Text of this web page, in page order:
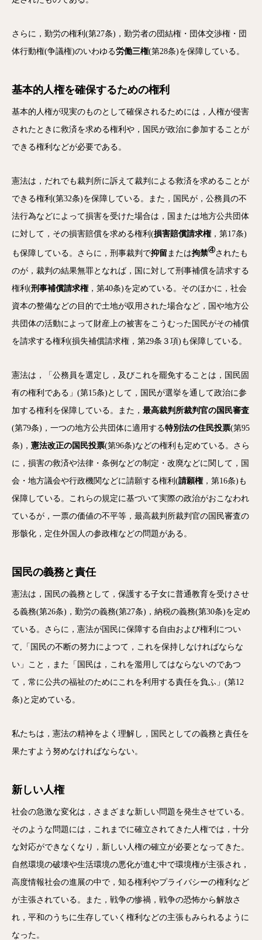
さらに，勤労の権利(第27条)，勤労者の団結権・団体交渉権・団
体行動権(争議権)のいわゆる労働三権(第28条)を保障している。
基本的人権を確保するための権利
基本的人権が現実のものとして確保されるためには，人権が侵害
されたときに救済を求める権利や，国民が政治に参加することが
できる権利などが必要である。
憲法は，だれでも裁判所に訴えて裁判による救済を求めることが
できる権利(第32条)を保障している。また，国民が，公務員の不
法行為などによって損害を受けた場合は，国または地方公共団体
に対して，その損害賠償を求める権利(損害賠償請求権，第17条)
も保障している。さらに，刑事裁判で抑留 または拘禁④されたも
のが，裁判の結果無罪となれば，国に対して刑事補償を請求する
権利(刑事補償請求権，第40条)を定めている。そのほかに，社会
資本の整備などの目的で土地が収用された場合など，国や地方公
共団体の活動によって財産上の被害をこうむった国民がその補償
を請求する権利(損失補償請求権，第29条３項)も保障している。
憲法は，「公務員を選定し，及びこれを罷免することは，国民固
有の権利である」(第15条)として，国民が選挙を通して政治に参
加する権利を保障している。また， 最高裁判所裁判官の国民審査
(第79条)，一つの地方公共団体に適用する特別法の住民投票(第95
条)， 憲法改正の国民投票(第96条)などの権利も定めている。さら
に，損害の救済や法律・条例などの制定・改廃などに関して，国
会・地方議会や行政機関などに請願する権利(請願権，第16条)も
保障している。これらの規定に基づいて実際の政治がおこなわれ
ているが，一票の価値の不平等，最高裁判所裁判官の国民審査の
形骸化，定住外国人の参政権などの問題がある。
国民の義務と責任
憲法は，国民の義務として，保護する子女に普通教育を受けさせ
る義務(第26条)，勤労の義務(第27条)，納税の義務(第30条)を定め
ている。さらに，憲法が国民に保障する自由および権利につい
て,「国民の不断の努力によつて，これを保持しなければならな
い」こと，また「国民は，これを濫用してはならないのであつ
て，常に公共の福祉のためにこれを利用する責任を負ふ」(第12
条)と定めている。
私たちは，憲法の精神をよく理解し，国民としての義務と責任を
果たすよう努めなければならない。
新しい人権
社会の急激な変化は，さまざまな新しい問題を発生させている。
そのような問題には，これまでに確立されてきた人権では，十分
な対応ができなくなり，新しい人権の確立が必要となってきた。
自然環境の破壊や生活環境の悪化が進む中で環境権が主張され，
高度情報社会の進展の中で，知る権利やプライバシーの権利など
が主張されている。また，戦争の惨禍，戦争の恐怖から解放さ
れ，平和のうちに生存していく権利などの主張もみられるように
なった。